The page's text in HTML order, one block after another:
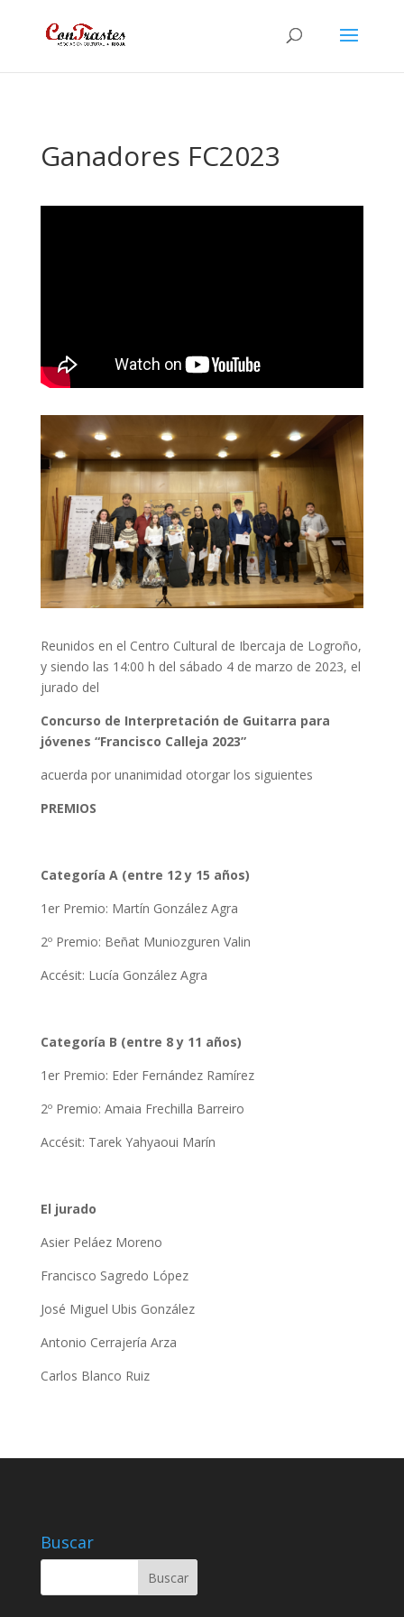
Ganadores FC2023
Reunidos en el Centro Cultural de Ibercaja de Logroño,
y siendo las 14:00 h del sábado 4 de marzo de 2023, el
jurado del
Concurso de Interpretación de Guitarra para
jóvenes “Francisco Calleja 2023”
acuerda por unanimidad otorgar los siguientes
PREMIOS
Categoría A (entre 12 y 15 años)
1er Premio: Martín González Agra
2º Premio: Beñat Muniozguren Valin
Accésit: Lucía González Agra
Categoría B (entre 8 y 11 años)
1er Premio: Eder Fernández Ramírez
2º Premio: Amaia Frechilla Barreiro
Accésit: Tarek Yahyaoui Marín
El jurado
Asier Peláez Moreno
Francisco Sagredo López
José Miguel Ubis González
Antonio Cerrajería Arza
Carlos Blanco Ruiz
Buscar